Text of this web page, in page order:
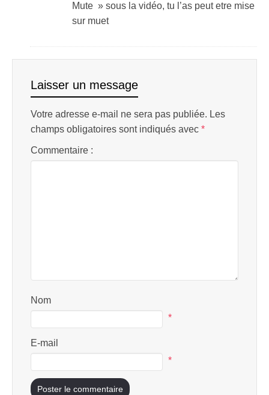
Mute » sous la vidéo, tu l’as peut etre mise
sur muet
Laisser un message
Votre adresse e-mail ne sera pas publiée. Les
champs obligatoires sont indiqués avec *
Commentaire :
Nom
*
E-mail
*